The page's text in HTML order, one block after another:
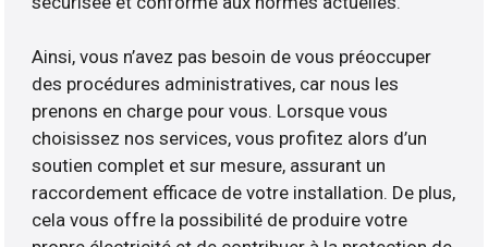
Ainsi, vous n’avez pas besoin de vous préoccuper
des procédures administratives, car nous les
prenons en charge pour vous. Lorsque vous
choisissez nos services, vous profitez alors d’un
soutien complet et sur mesure, assurant un
raccordement efficace de votre installation. De plus,
cela vous offre la possibilité de produire votre